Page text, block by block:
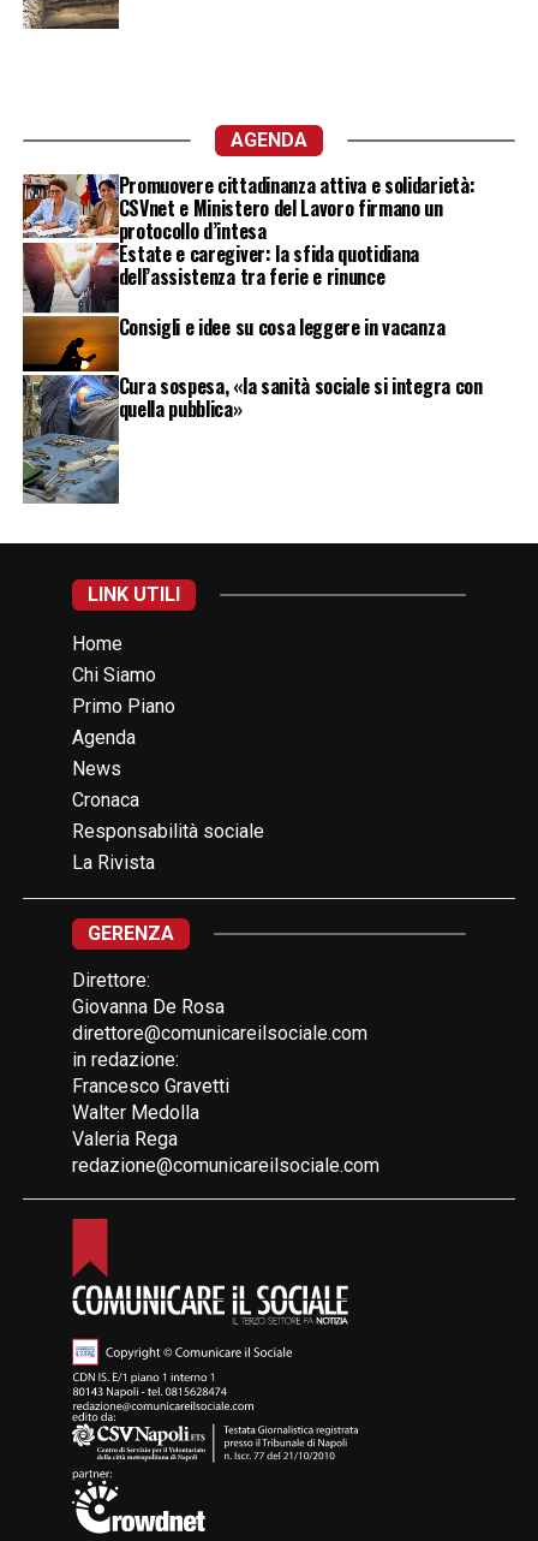
AGENDA
Promuovere cittadinanza attiva e solidarietà:
CSVnet e Ministero del Lavoro firmano un
protocollo d’intesa
Estate e caregiver: la sfida quotidiana
dell’assistenza tra ferie e rinunce
Consigli e idee su cosa leggere in vacanza
Cura sospesa, «la sanità sociale si integra con
quella pubblica»
LINK UTILI
Home
Chi Siamo
Primo Piano
Agenda
News
Cronaca
Responsabilità sociale
La Rivista
GERENZA
Direttore:
Giovanna De Rosa
direttore@comunicareilsociale.com
in redazione:
Francesco Gravetti
Walter Medolla
Valeria Rega
redazione@comunicareilsociale.com